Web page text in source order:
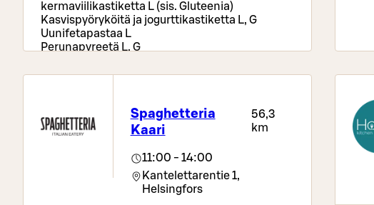
kermaviilikastiketta L (sis. Gluteenia)
Kasvispyöryköitä ja jogurttikastiketta L, G
Uunifetapastaa L
Perunapyreetä L, G
Spaghetteria
Kaari
56,3
km
11:00 - 14:00
Kantelettarentie 1,
Helsingfors